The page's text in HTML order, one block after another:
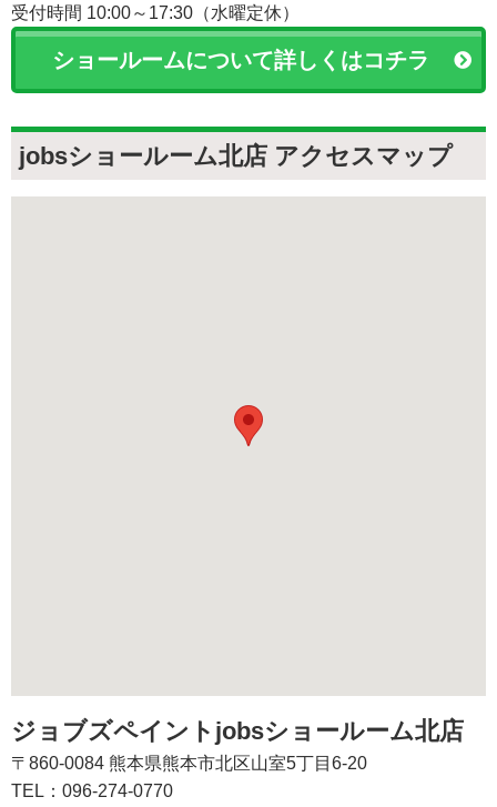
受付時間 10:00～17:30（水曜定休）
ショールームについて詳しくはコチラ
jobsショールーム北店 アクセスマップ
ジョブズペイントjobsショールーム北店
〒860-0084 熊本県熊本市北区山室5丁目6-20
TEL：096-274-0770